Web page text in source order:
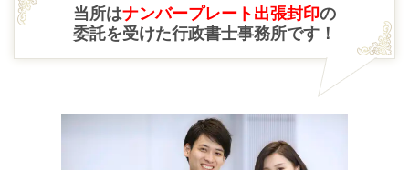
当所はナンバープレート出張封印の
委託を受けた行政書士事務所です！